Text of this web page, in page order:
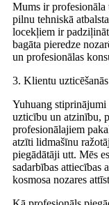
Mums ir profesionāla
pilnu tehniskā
locekļiem ir
bagāta pieredze
un profesionālas
3. Klientu uzticēšanās
Yuhuang stiprinājumi
uzticību un atzinību,
profesionālajiem
atzīti lidmašīnu
piegādātāji utt. Mēs
sadarbības attiecības
kosmosa nozares